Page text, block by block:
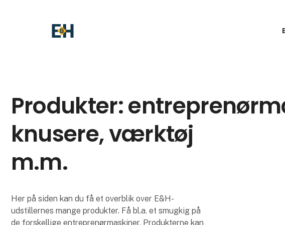
Produkter:
knusere, værktøj
m.m.
Her på siden kan du få et overblik over E&H-
udstillernes mange produkter. Få bl.a. et smugkig på
de forskellige entreprenørmaskiner. Produkterne kan